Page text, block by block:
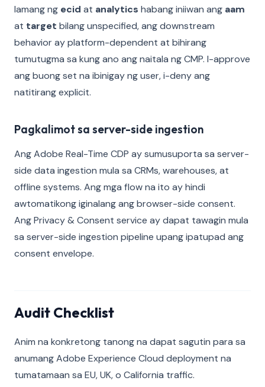
lamang ng ecid at analytics habang iniiwan ang aam
at target bilang unspecified, ang downstream
behavior ay platform-dependent at bihirang
tumutugma sa kung ano ang naitala ng CMP. I-approve
ang buong set na ibinigay ng user, i-deny ang
natitirang explicit.
Pagkalimot sa server-side ingestion
Ang Adobe Real-Time CDP ay sumusuporta sa server-
side data ingestion mula sa CRMs, warehouses, at
offline systems. Ang mga flow na ito ay hindi
awtomatikong iginalang ang browser-side consent.
Ang Privacy & Consent service ay dapat tawagin mula
sa server-side ingestion pipeline upang ipatupad ang
consent envelope.
Audit Checklist
Anim na konkretong tanong na dapat sagutin para sa
anumang Adobe Experience Cloud deployment na
tumatamaan sa EU, UK, o California traffic.